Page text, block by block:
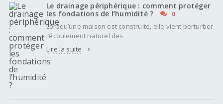
Le drainage périphérique : comment protéger
les fondations de l’humidité ?
0
Lorsqu’une maison est construite, elle vient perturber
l’écoulement naturel des
Lire la suite